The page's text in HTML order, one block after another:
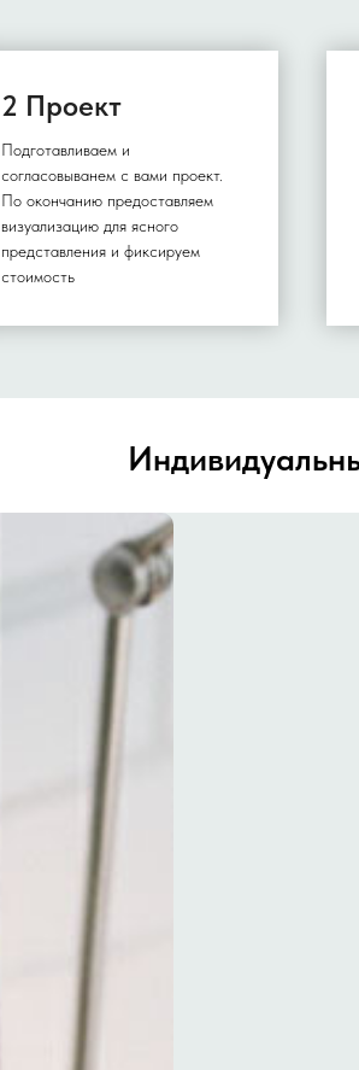
2 Проект
Подготавливаем и
согласовыванем с вами проект.
По окончанию предоставляем
визуализацию для ясного
представления и фиксируем
стоимость